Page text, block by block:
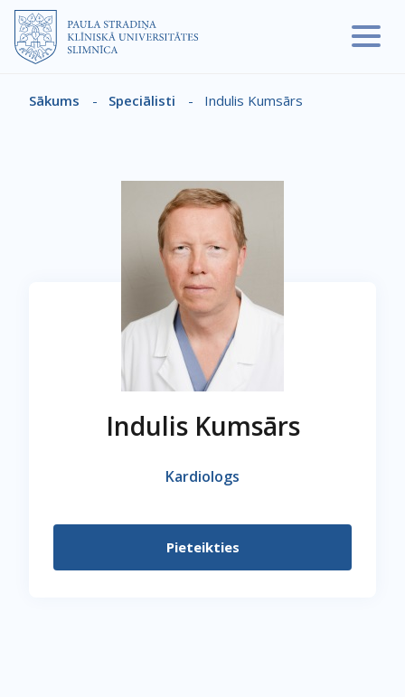
Pārlekt uz galveno saturu
Atpakaļceļš
Sākums - Speciālisti - Indulis Kumsārs
Indulis Kumsārs
Kardiologs
Pieteikties